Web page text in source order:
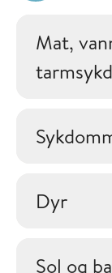
Mat,
Dyr
Sol og